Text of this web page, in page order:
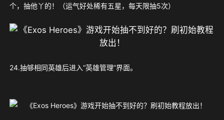
个，抽他丫的！（运气好处稀有五星，每天限抽5次）
24.抽够相同英雄后进入“英雄管理”界面。